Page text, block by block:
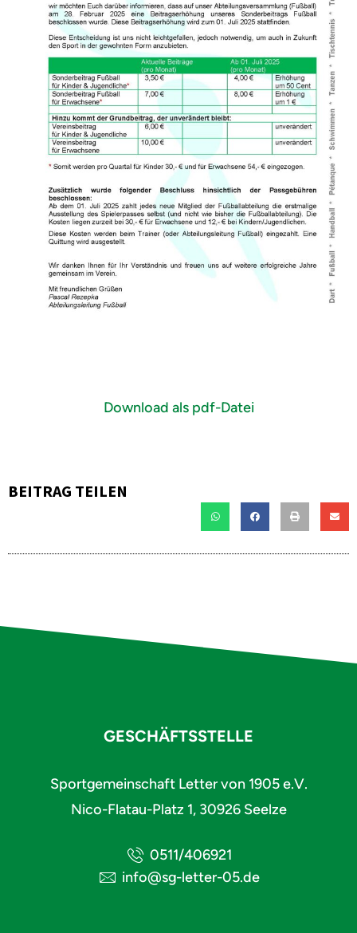
Download als pdf-Datei
BEITRAG TEILEN
GESCHÄFTSSTELLE
Sportgemeinschaft Letter von 1905 e.V.
Nico-Flatau-Platz 1, 30926 Seelze
0511/406921
info@sg-letter-05.de